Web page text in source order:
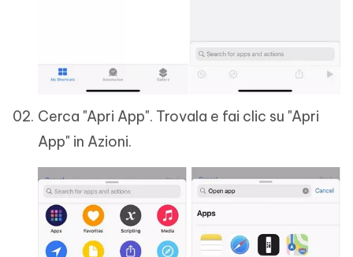
Cerca "Apri App". Trovala e fai clic su "Apri
App" in Azioni.